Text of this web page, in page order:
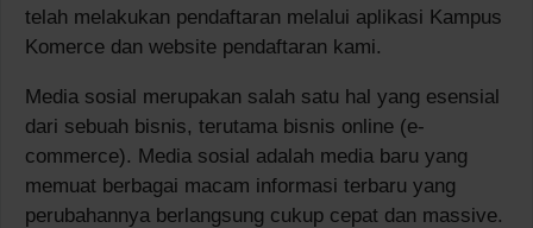
telah melakukan pendaftaran melalui aplikasi Kampus
Komerce dan website pendaftaran kami.
Media sosial merupakan salah satu hal yang esensial
dari sebuah bisnis, terutama bisnis online (e-
commerce). Media sosial adalah media baru yang
memuat berbagai macam informasi terbaru yang
perubahannya berlangsung cukup cepat dan massive.